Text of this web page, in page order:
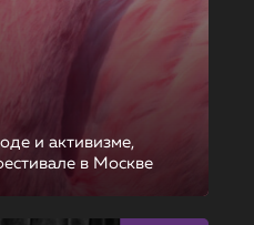
и активизме,
в Москве